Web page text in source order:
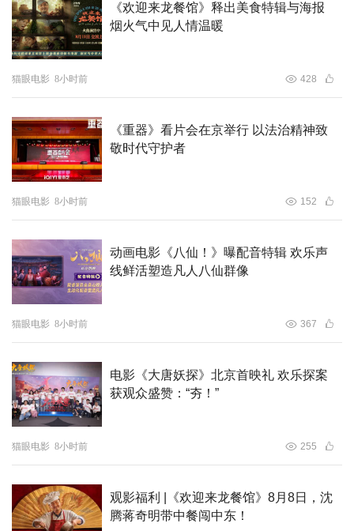
《欢迎来龙餐馆》释出美食特辑与海报
烟火气中见人情温暖
猫眼电影 8小时前 428
《重器》看片会在京举行 以法治精神致
敬时代守护者
猫眼电影 8小时前 152
动画电影《八仙！》曝配音特辑 欢乐声
线鲜活塑造凡人八仙群像
猫眼电影 8小时前 367
电影《大唐妖探》北京首映礼 欢乐探案
获观众盛赞：“夯！”
猫眼电影 8小时前 255
观影福利 |《欢迎来龙餐馆》8月8日，沈
腾蒋奇明带中餐闯中东！